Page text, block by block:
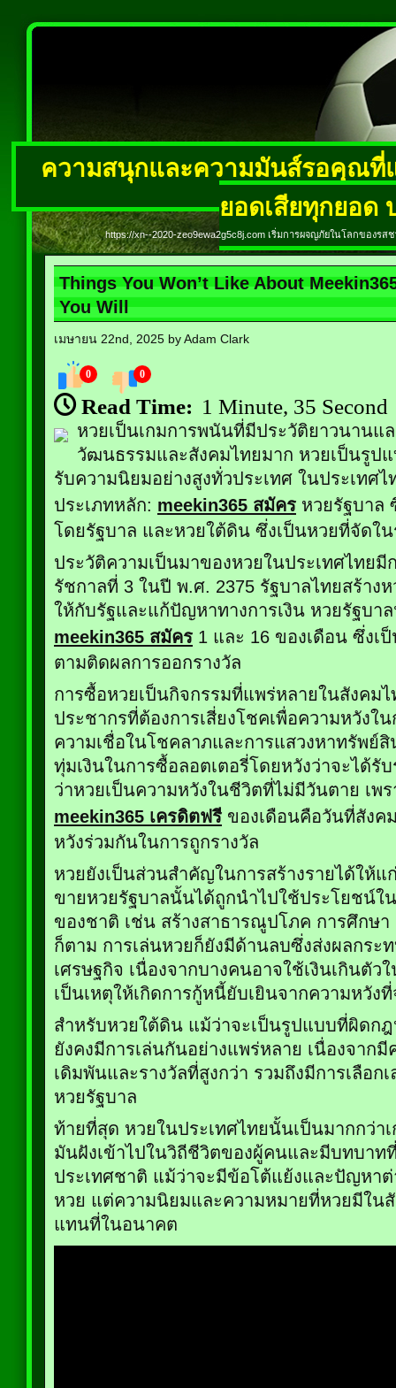
ความสนุกและความมันส์รอคุณที่
ยอดเสียทุกยอด
https://xn--2020-zeo9ewa2g5c8j.com เริ่มการผจญภัยในโลกของ
Things You Won’t Like About
You Will
เมษายน 22nd, 2025 by Adam Clark
0 0
Read Time: 1 Minute, 35 Second
หวยเป็นเกมการพนันที่มีประวัติยาวนานแ
วัฒนธรรมและสังคมไทยมาก หวยเป็นรูป
รับความนิยมอย่างสูงทั่วประเทศ ในประเทศ
ประเภทหลัก: meekin365 สมัคร หวยรัฐบาล
โดยรัฐบาล และหวยใต้ดิน ซึ่งเป็นหวยที่จัดใ
ประวัติความเป็นมาของหวยในประเทศไทยมี
รัชกาลที่ 3 ในปี พ.ศ. 2375 รัฐบาลไทยสร้าง
ให้กับรัฐและแก้ปัญหาทางการเงิน หวยรัฐบา
meekin365 สมัคร 1 และ 16 ของเดือน ซึ่ง
ตามติดผลการออกรางวัล
การซื้อหวยเป็นกิจกรรมที่แพร่หลายในสังคม
ประชากรที่ต้องการเสี่ยงโชคเพื่อความหวังใ
ความเชื่อในโชคลาภและการแสวงหาทรัพย์
ทุ่มเงินในการซื้อลอตเตอรี่โดยหวังว่าจะได้รั
ว่าหวยเป็นความหวังในชีวิตที่ไม่มีวันตาย เพ
meekin365 เครดิตฟรี ของเดือนคือวันที่สัง
หวังร่วมกันในการถูกรางวัล
หวยยังเป็นส่วนสำคัญในการสร้างรายได้ให้แ
ขายหวยรัฐบาลนั้นได้ถูกนำไปใช้ประโยชน์ใ
ของชาติ เช่น สร้างสาธารณูปโภค การศึกษ
ก็ตาม การเล่นหวยก็ยังมีด้านลบซึ่งส่งผลกร
เศรษฐกิจ เนื่องจากบางคนอาจใช้เงินเกินตั
เป็นเหตุให้เกิดการกู้หนี้ยับเยินจากความหวัง
สำหรับหวยใต้ดิน แม้ว่าจะเป็นรูปแบบที่ผิดก
ยังคงมีการเล่นกันอย่างแพร่หลาย เนื่องจาก
เดิมพันและรางวัลที่สูงกว่า รวมถึงมีการเลือก
หวยรัฐบาล
ท้ายที่สุด หวยในประเทศไทยนั้นเป็นมากกว่า
มันฝังเข้าไปในวิถีชีวิตของผู้คนและมีบทบา
ประเทศชาติ แม้ว่าจะมีข้อโต้แย้งและปัญหาต่
หวย แต่ความนิยมและความหมายที่หวยมีใน
แทนที่ในอนาคต